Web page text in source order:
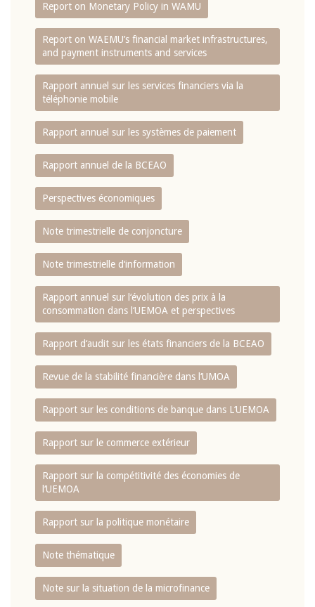
Report on Monetary Policy in WAMU
Report on WAEMU’s financial market infrastructures,
and payment instruments and services
Rapport annuel sur les services financiers via la
téléphonie mobile
Rapport annuel sur les systèmes de paiement
Rapport annuel de la BCEAO
Perspectives économiques
Note trimestrielle de conjoncture
Note trimestrielle d‘information
Rapport annuel sur l‘évolution des prix à la
consommation dans l‘UEMOA et perspectives
Rapport d‘audit sur les états financiers de la BCEAO
Revue de la stabilité financière dans l‘UMOA
Rapport sur les conditions de banque dans L‘UEMOA
Rapport sur le commerce extérieur
Rapport sur la compétitivité des économies de
l‘UEMOA
Rapport sur la politique monétaire
Note thématique
Note sur la situation de la microfinance